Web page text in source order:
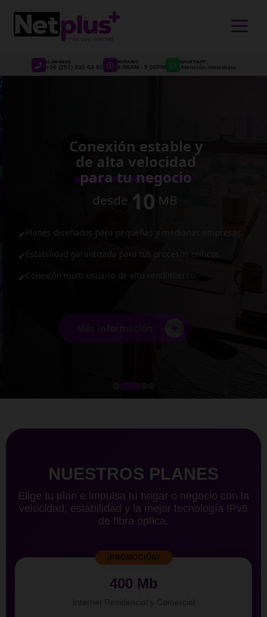
LLÁMANOS
+58 (251) 335 63 80
HORARIO
8:00AM - 9:00PM
WHATSAPP
Atención inmediata
Conexión estable y
de alta velocidad
para tu negocio
desde 10MB
✔Planes diseñados para pequeñas y medianas empresas.
✔Estabilidad garantizada para tus procesos críticos.
✔Conexión multi-usuario de alto rendimiento.
NUESTROS PLANES
Elige tu plan e impulsa tu hogar o negocio con la
velocidad, estabilidad y la mejor tecnología IPv6
de fibra óptica.
¡PROMOCIÓN!
400 Mb